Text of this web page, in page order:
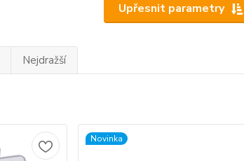
Upřesnit parametry
Nejdražší
Novinka